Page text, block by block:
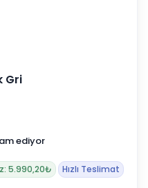
Gri
ediyor
5.990,20₺ Hızlı Teslimat